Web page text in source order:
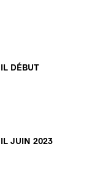
DÉBUT
JUIN 2023